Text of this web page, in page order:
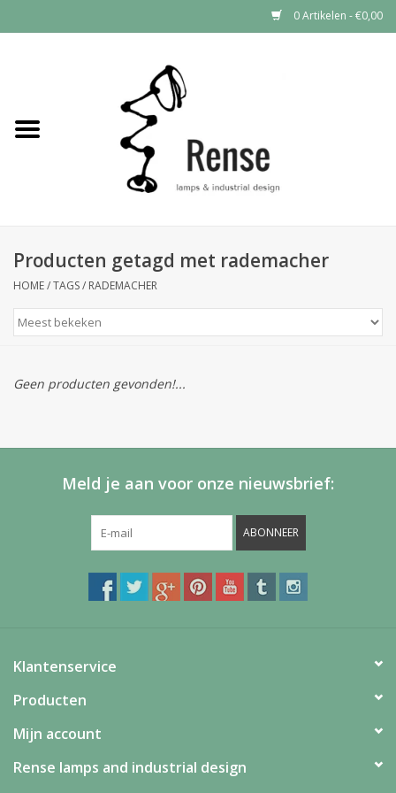
0 Artikelen - €0,00
Industrial lamps
Producten getagd met rademacher
HOME/TAGS/ RADEMACHER
Geen producten gevonden!...
Meld je aan voor onze nieuwsbrief:
ABONNEER
Klantenservice
Producten
Mijn account
Rense lamps and industrial design